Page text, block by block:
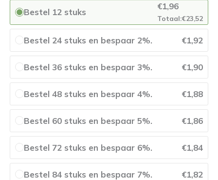
Bestel 12 stuks
€1,96
Totaal:€23,52
Bestel 24 stuks en bespaar 2%. €1,92
Bestel 36 stuks en bespaar 3%. €1,90
Bestel 48 stuks en bespaar 4%. €1,88
Bestel 60 stuks en bespaar 5%. €1,86
Bestel 72 stuks en bespaar 6%. €1,84
Bestel 84 stuks en bespaar 7%. €1,82